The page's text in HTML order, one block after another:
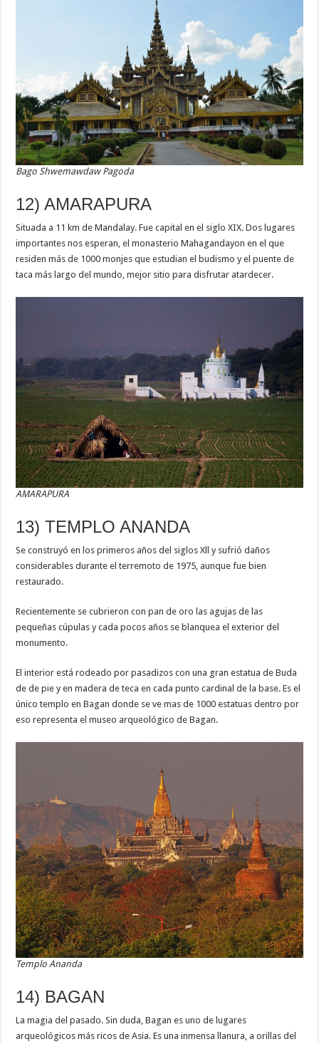
Bago Shwemawdaw Pagoda
12) AMARAPURA
Situada a 11 km de Mandalay. Fue capital en el siglo XIX. Dos lugares
importantes nos esperan, el monasterio Mahagandayon en el que
residen más de 1000 monjes que estudian el budismo y el puente de
taca más largo del mundo, mejor sitio para disfrutar atardecer.
AMARAPURA
13) TEMPLO ANANDA
Se construyó en los primeros años del siglos Xll y sufrió daños
considerables durante el terremoto de 1975, aunque fue bien
restaurado.
Recientemente se cubrieron con pan de oro las agujas de las
pequeñas cúpulas y cada pocos años se blanquea el exterior del
monumento.
El interior está rodeado por pasadizos con una gran estatua de Buda
de de pie y en madera de teca en cada punto cardinal de la base. Es el
único templo en Bagan donde se ve mas de 1000 estatuas dentro por
eso representa el museo arqueológico de Bagan.
Templo Ananda
14) BAGAN
La magia del pasado. Sin duda, Bagan es uno de lugares
arqueológicos más ricos de Asia. Es una inmensa llanura, a orillas del